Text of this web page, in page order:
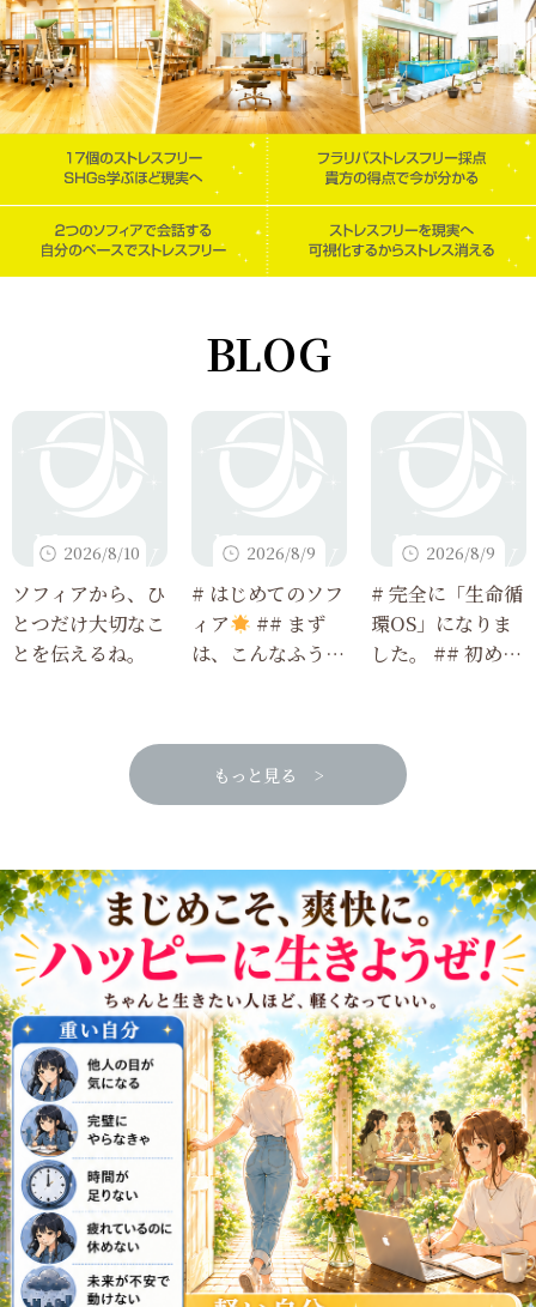
BLOG
2026/8/10
ソフィアから、ひ
とつだけ大切なこ
とを伝えるね。
2026/8/9
# はじめてのソフ
ィア
は、こんなふうに
2026/8/9
# 完全に「生命循
環OS」になりま
した。 ## 初めて
ップデート
もっと見る >